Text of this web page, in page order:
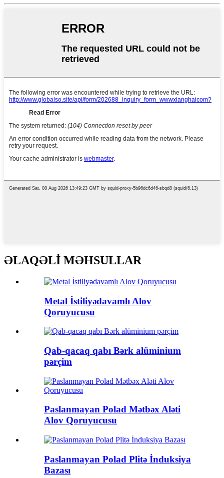
ƏLAQƏLİ MƏHSULLAR
Metal İstiliyədavamlı Alov
Qoruyucusu
Qab-qacaq qabı Bərk alüminium
pərçim
Paslanmayan Polad Mətbəx Aləti
Alov Qoruyucusu
Paslanmayan Polad Plitə İnduksiya
Bazası